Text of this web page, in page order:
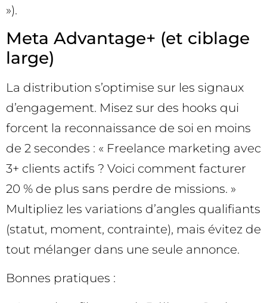
»).
Meta Advantage+ (et ciblage
large)
La distribution s’optimise sur les signaux
d’engagement. Misez sur des hooks qui
forcent la reconnaissance de soi en moins
de 2 secondes : « Freelance marketing avec
3+ clients actifs ? Voici comment facturer
20 % de plus sans perdre de missions. »
Multipliez les variations d’angles qualifiants
(statut, moment, contrainte), mais évitez de
tout mélanger dans une seule annonce.
Bonnes pratiques :